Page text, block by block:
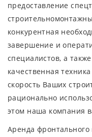
предоставление
конкурентная
завершение и
специалистов, а
качественная
скорость Ваших
рационально
этом наша компания
Аренда